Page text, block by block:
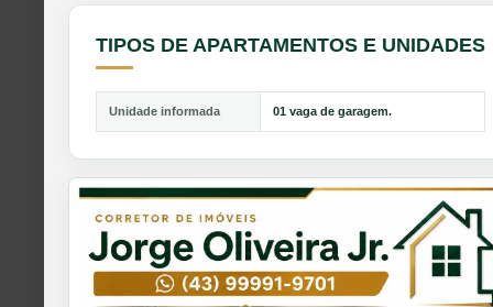
TIPOS DE APARTAMENTOS E UNIDADES
Unidade informada 01 vaga de garagem.